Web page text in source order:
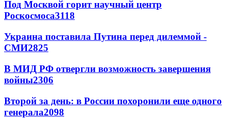
Под Москвой горит научный центр
Роскосмоса3118
Украина поставила Путина перед дилеммой -
СМИ2825
В МИД РФ отвергли возможность завершения
войны2306
Второй за день: в России похоронили еще одного
генерала2098